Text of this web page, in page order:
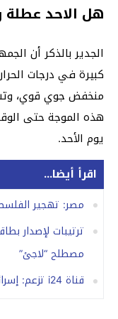
هل الاحد عطلة
الجدير بالذكر أن
كبيرة في درجات
منخفض جوي قوي،
هذه الموجة حتى
يوم الأحد.
اقرأ أيضا...
مصر: تهجير
ترتيبات لإصدار
مصطلح “لاجئ”
قناة i24 تزعم: إسرائيل تتمركز داخل الخط الأصفر الأصلي